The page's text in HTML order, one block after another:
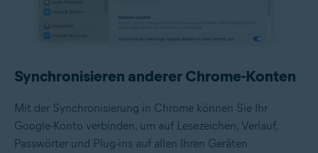
Synchronisieren anderer Chrome-Konten
Mit der Synchronisierung in Chrome können Sie Ihr
Google-Konto verbinden, um auf Lesezeichen, Verlauf,
Passwörter und Plug-ins auf allen Ihren Geräten